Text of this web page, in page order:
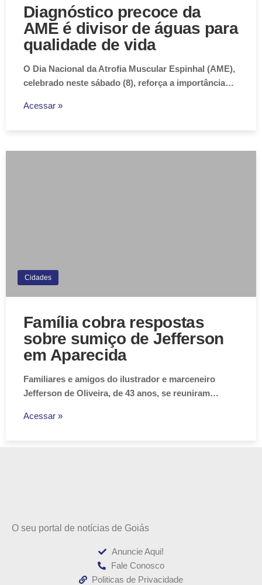
Diagnóstico precoce da
AME é divisor de águas para
qualidade de vida
O Dia Nacional da Atrofia Muscular Espinhal (AME),
celebrado neste sábado (8), reforça a importância…
Acessar »
Cidades
Família cobra respostas
sobre sumiço de Jefferson
em Aparecida
Familiares e amigos do ilustrador e marceneiro
Jefferson de Oliveira, de 43 anos, se reuniram…
Acessar »
O seu portal de notícias de Goiás
Anuncie Aqui!
Fale Conosco
Politicas de Privacidade